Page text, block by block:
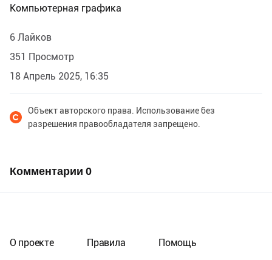
Компьютерная графика
6 Лайков
351 Просмотр
18 Апрель 2025, 16:35
Объект авторского права. Использование без
разрешения правообладателя запрещено.
Комментарии 0
О проекте Правила Помощь